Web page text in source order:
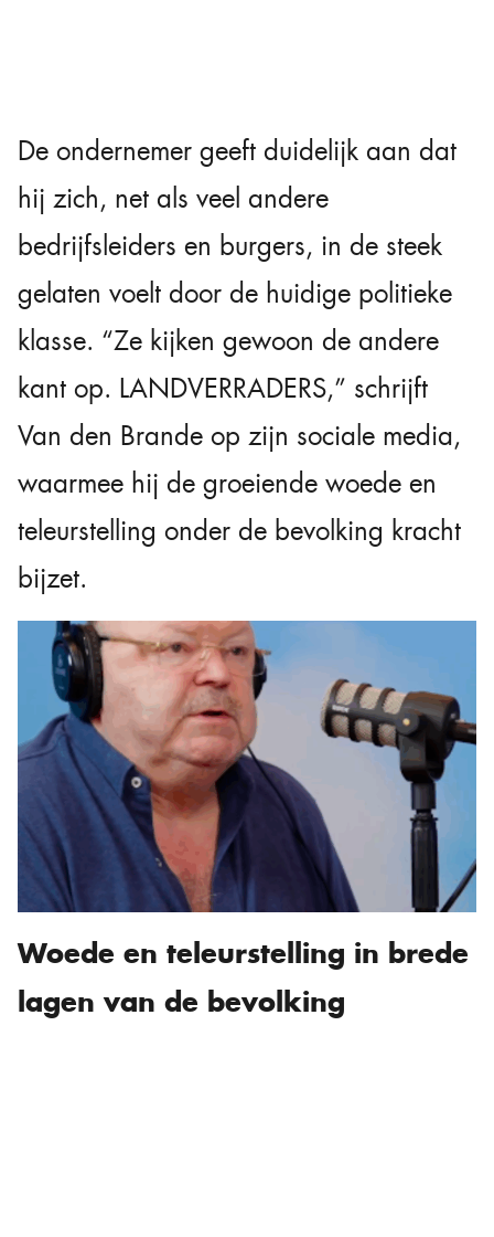
De ondernemer geeft duidelijk aan dat
hij zich, net als veel andere
bedrijfsleiders en burgers, in de steek
gelaten voelt door de huidige politieke
klasse. “Ze kijken gewoon de andere
kant op. LANDVERRADERS,” schrijft
Van den Brande op zijn sociale media,
waarmee hij de groeiende woede en
teleurstelling onder de bevolking kracht
bijzet.
Woede en teleurstelling in brede
lagen van de bevolking